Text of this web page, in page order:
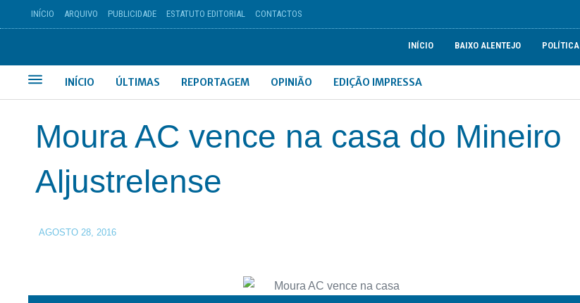
INÍCIO ARQUIVO PUBLICIDADE ESTATUTO EDITORIAL CONTACTOS
INÍCIO BAIXO ALENTEJO POLÍTICA
INÍCIO ÚLTIMAS REPORTAGEM OPINIÃO EDIÇÃO IMPRESSA
Moura AC vence na casa do Mineiro
Aljustrelense
AGOSTO 28, 2016